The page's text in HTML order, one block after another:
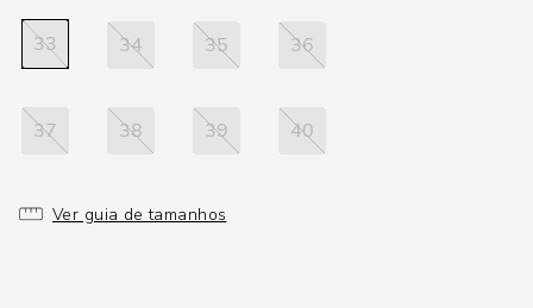
33 34 35 36
37 38 39 40
Ver guia de tamanhos